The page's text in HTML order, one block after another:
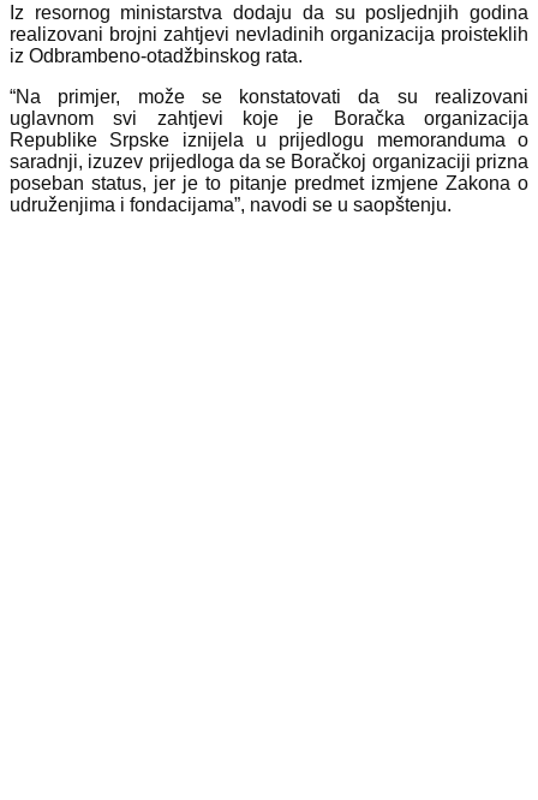
Iz resornog ministarstva dodaju da su posljednjih godina
realizovani brojni zahtjevi nevladinih organizacija proisteklih
iz Odbrambeno-otadžbinskog rata.
“Na primjer, može se konstatovati da su realizovani
uglavnom svi zahtjevi koje je Boračka organizacija
Republike Srpske iznijela u prijedlogu memoranduma o
saradnji, izuzev prijedloga da se Boračkoj organizaciji prizna
poseban status, jer je to pitanje predmet izmjene Zakona o
udruženjima i fondacijama”, navodi se u saopštenju.